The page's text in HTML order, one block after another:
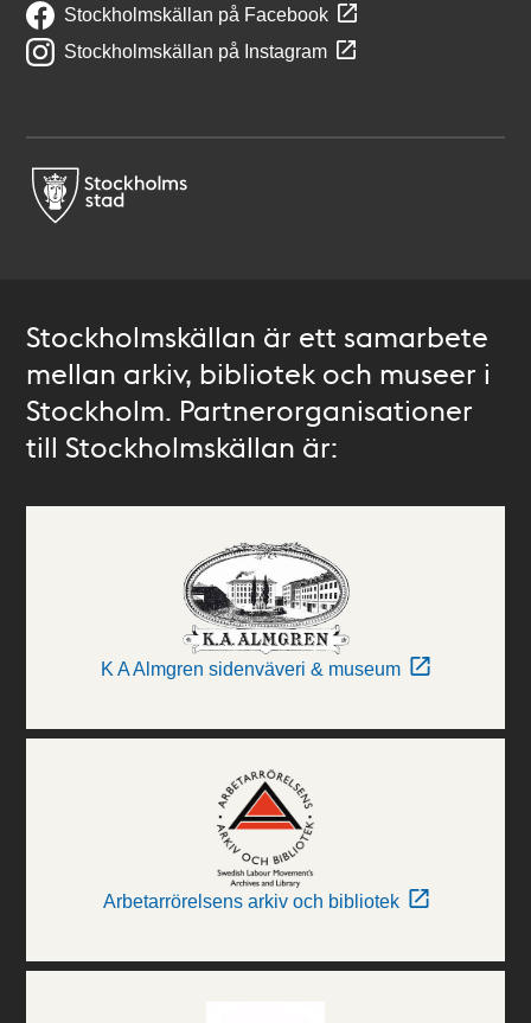
Stockholmskällan på Facebook
Stockholmskällan på Instagram
Stockholmskällan är ett samarbete
mellan arkiv, bibliotek och museer i
Stockholm. Partnerorganisationer
till Stockholmskällan är:
K A Almgren sidenväveri & museum
Arbetarrörelsens arkiv och bibliotek